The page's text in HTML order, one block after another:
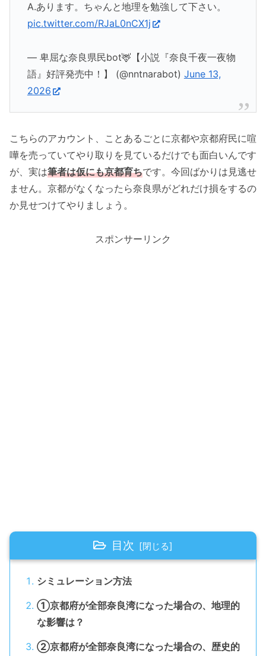
A.あります。ちゃんと地理を勉強して下さい。
pic.twitter.com/RJaL0nCX1j
— 卑屈な奈良県民bot🦌【小説『奈良千夜一夜物
語』好評発売中！】 (@nntnarabot) June 13,
2026
こちらのアカウント、ことあるごとに京都や京都府民に喧
嘩を売っていてやり取りを見ているだけでも面白いんです
が、実は筆者は仮にも京都育ちです。今回ばかりは見逃せ
ません。京都がなくなったら奈良県がどれだけ損をするの
か見せつけてやりましょう。
スポンサーリンク
目次
シミュレーション方法
①京都府が全部奈良湾になった場合の、地理的
な影響は？
②京都府が全部奈良湾になった場合の、歴史的